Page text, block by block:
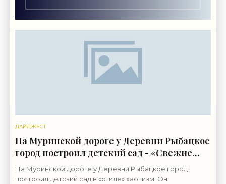
ДАЙДЖЕСТ
На Муринской дороге у Деревни Рыбацкое
город построил детский сад - «Свежие
новости строительства»
На Муринской дороге у Деревни Рыбацкое город
построил детский сад в «стиле» хаотизм. Он